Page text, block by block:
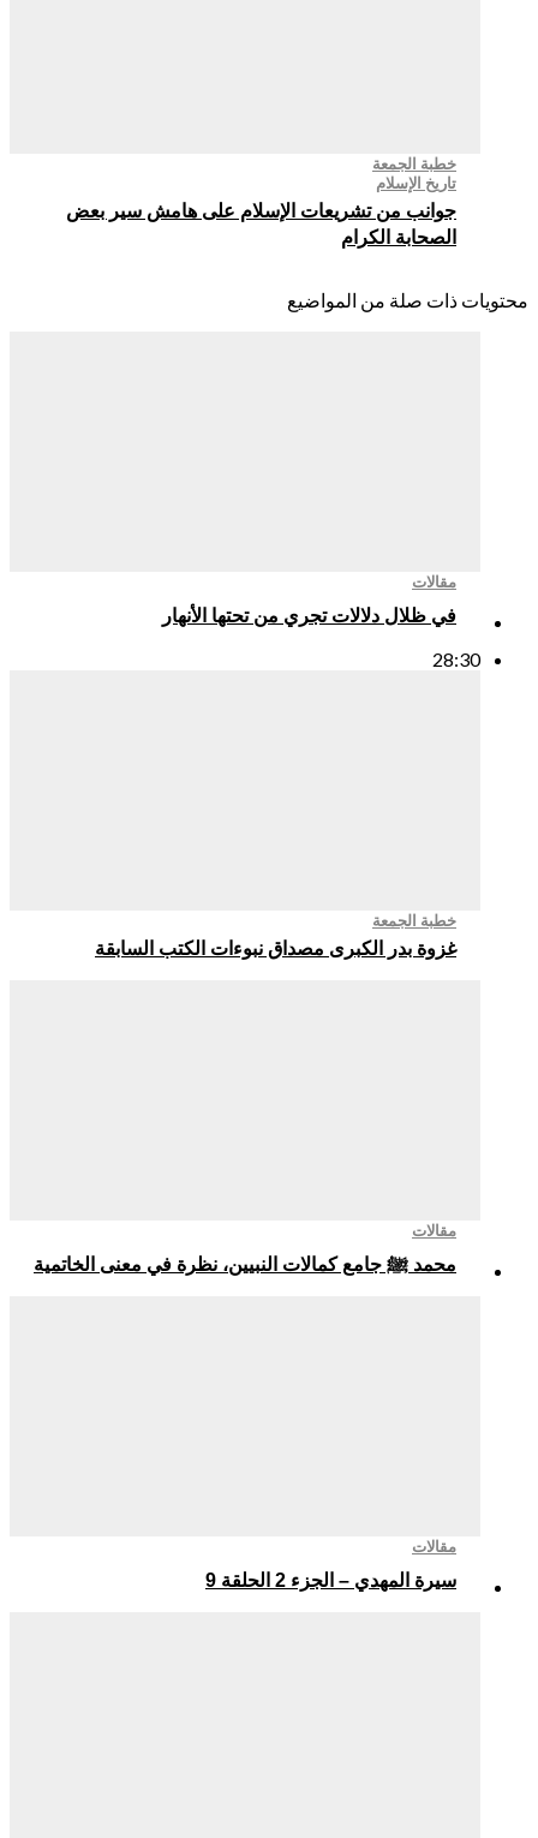
خطبة الجمعة
تاريخ الإسلام
جوانب من تشريعات الإسلام على هامش سير بعض
الصحابة الكرام
ذات صلة من المواضيع
في ظلال دلالات تجري من تحتها الأنهار
28:30
خطبة الجمعة
غزوة بدر الكبرى مصداق نبوءات الكتب السابقة
محمد ﷺ جامع كمالات النبيين، نظرة في معنى الخاتمية
سيرة المهدي – الجزء 2 الحلقة 9